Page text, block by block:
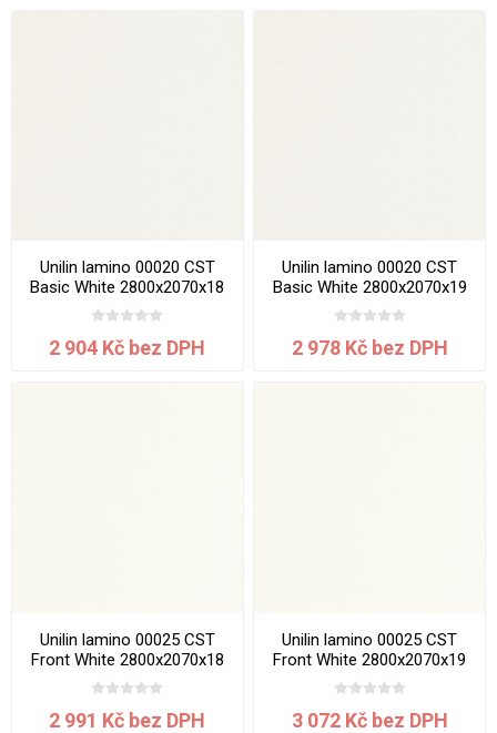
Unilin lamino 00020 CST
Basic White 2800x2070x18
mm
2 904 Kč bez DPH
Unilin lamino 00020 CST
Basic White 2800x2070x19
mm
2 978 Kč bez DPH
Unilin lamino 00025 CST
Front White 2800x2070x18
mm
2 991 Kč bez DPH
Unilin lamino 00025 CST
Front White 2800x2070x19
mm
3 072 Kč bez DPH